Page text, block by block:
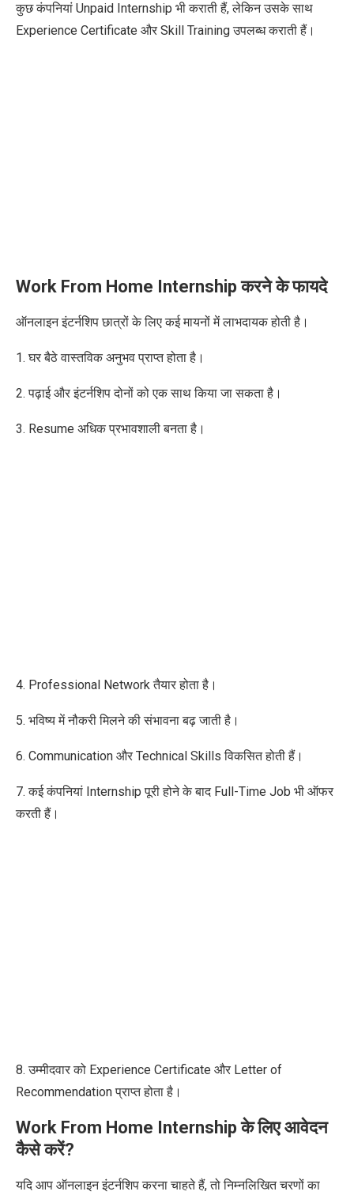
कुछ कंपनियां Unpaid Internship भी कराती हैं, लेकिन उसके साथ
Experience Certificate और Skill Training उपलब्ध कराती हैं।
Work From Home Internship करने के फायदे
ऑनलाइन इंटर्नशिप छात्रों के लिए कई मायनों में लाभदायक होती है।
1. घर बैठे वास्तविक अनुभव प्राप्त होता है।
2. पढ़ाई और इंटर्नशिप दोनों को एक साथ किया जा सकता है।
3. Resume अधिक प्रभावशाली बनता है।
4. Professional Network तैयार होता है।
5. भविष्य में नौकरी मिलने की संभावना बढ़ जाती है।
6. Communication और Technical Skills विकसित होती हैं।
7. कई कंपनियां Internship पूरी होने के बाद Full-Time Job भी ऑफर
करती हैं।
8. उम्मीदवार को Experience Certificate और Letter of
Recommendation प्राप्त होता है।
Work From Home Internship के लिए आवेदन
कैसे करें?
यदि आप ऑनलाइन इंटर्नशिप करना चाहते हैं, तो निम्नलिखित चरणों का